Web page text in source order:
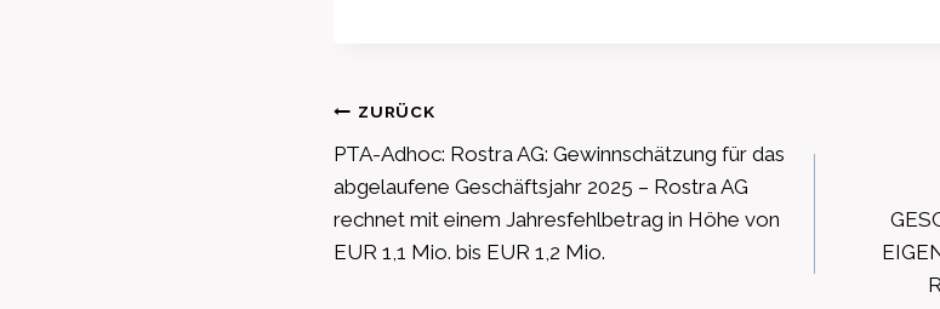
Beitragsnavigation
ZURÜCK
PTA-Adhoc: Rostra AG: Gewinnschätzung für das
abgelaufene Geschäftsjahr 2025 – Rostra AG
rechnet mit einem Jahresfehlbetrag in Höhe von
EUR 1,1 Mio. bis EUR 1,2 Mio.